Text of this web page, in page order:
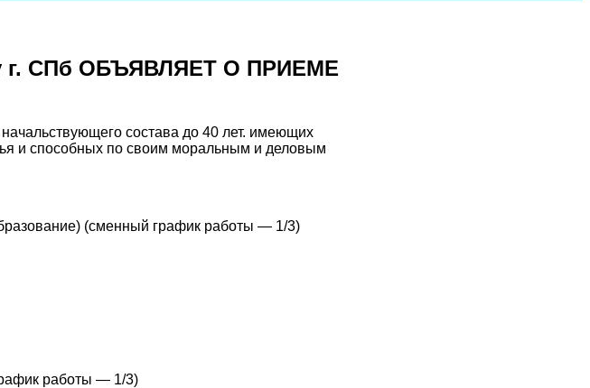
г. СПб ОБЪЯВЛЯЕТ О ПРИЕМЕ
состава до 40 лет. имеющих
и способных по своим моральным и деловым
(сменный график работы — 1/3)
работы — 1/3)